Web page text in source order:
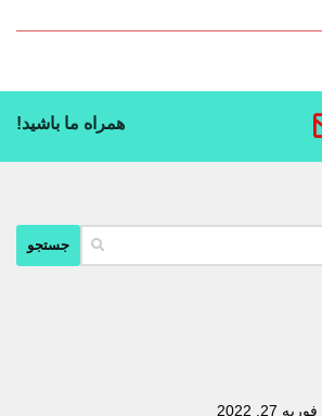
همراه ما باشید!
فوریه 27, 2022